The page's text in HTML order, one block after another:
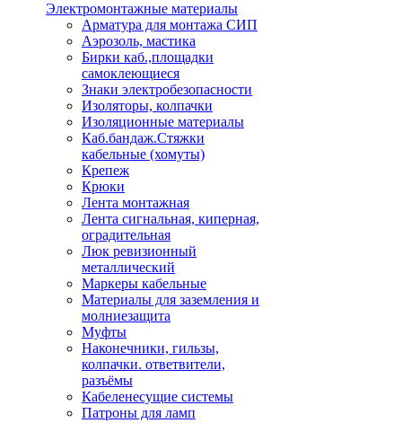
Электромонтажные материалы
Арматура для монтажа СИП
Аэрозоль, мастика
Бирки каб.,площадки
самоклеющиеся
Знаки электробезопасности
Изоляторы, колпачки
Изоляционные материалы
Каб.бандаж.Стяжки
кабельные (хомуты)
Крепеж
Крюки
Лента монтажная
Лента сигнальная, киперная,
оградительная
Люк ревизионный
металлический
Маркеры кабельные
Материалы для заземления и
молниезащита
Муфты
Наконечники, гильзы,
колпачки. ответвители,
разъёмы
Кабеленесущие системы
Патроны для ламп